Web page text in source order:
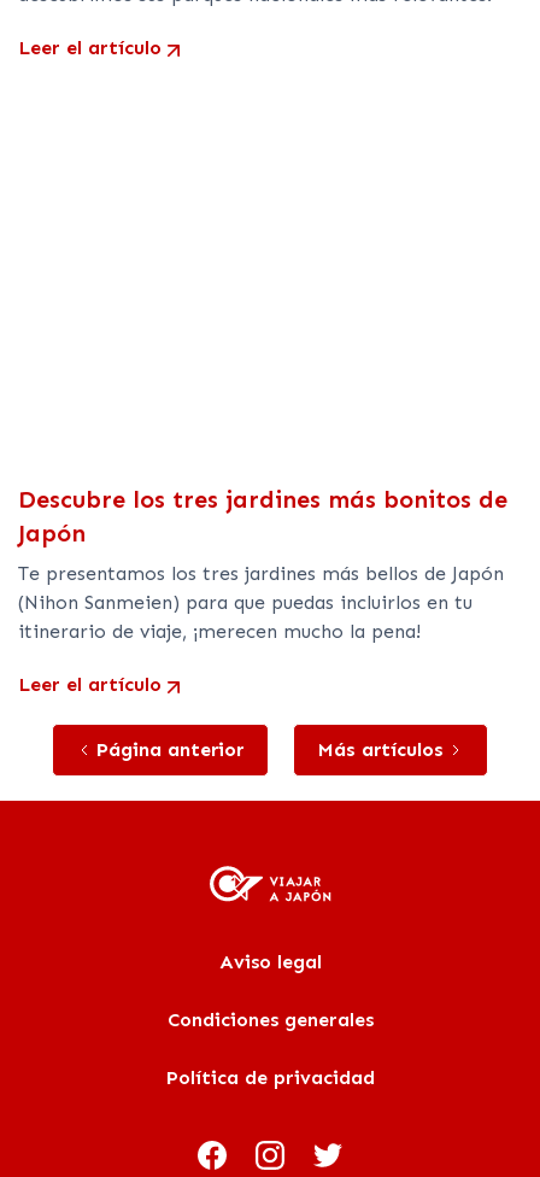
Leer el artículo
Descubre los tres jardines más bonitos de
Japón
Te presentamos los tres jardines más bellos de Japón
(Nihon Sanmeien) para que puedas incluirlos en tu
itinerario de viaje, ¡merecen mucho la pena!
Leer el artículo
Página anterior Más artículos
Aviso legal
Condiciones generales
Política de privacidad